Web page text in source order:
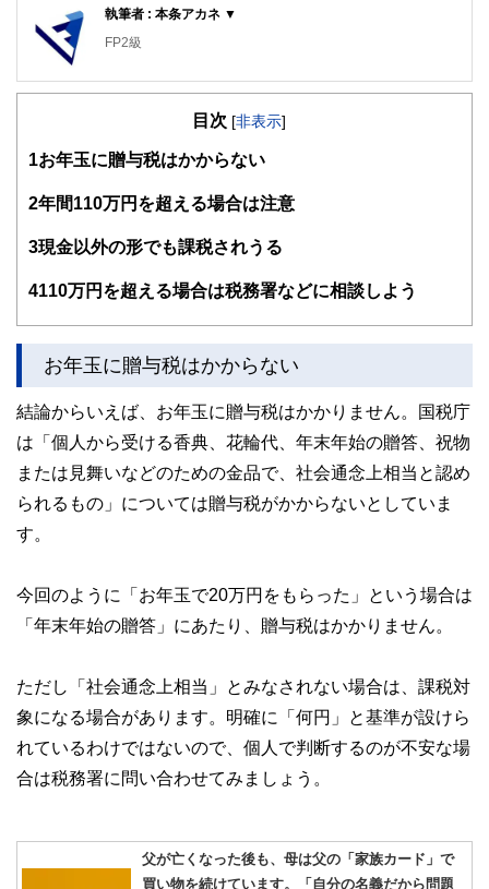
執筆者 : 本条アカネ ▼
FP2級
目次 [非表示]
1 お年玉に贈与税はかからない
2年間110万円を超える場合は注意
3現金以外の形でも課税されうる
4110万円を超える場合は税務署などに相談しよう
お年玉に贈与税はかからない
結論からいえば、お年玉に贈与税はかかりません。国税庁
は「個人から受ける香典、花輪代、年末年始の贈答、祝物
または見舞いなどのための金品で、社会通念上相当と認め
られるもの」については贈与税がかからないとしていま
す。
今回のように「お年玉で20万円をもらった」という場合は
「年末年始の贈答」にあたり、贈与税はかかりません。
ただし「社会通念上相当」とみなされない場合は、課税対
象になる場合があります。明確に「何円」と基準が設けら
れているわけではないので、個人で判断するのが不安な場
合は税務署に問い合わせてみましょう。
父が亡くなった後も、母は父の「家族カード」で
買い物を続けています。「自分の名義だから問題